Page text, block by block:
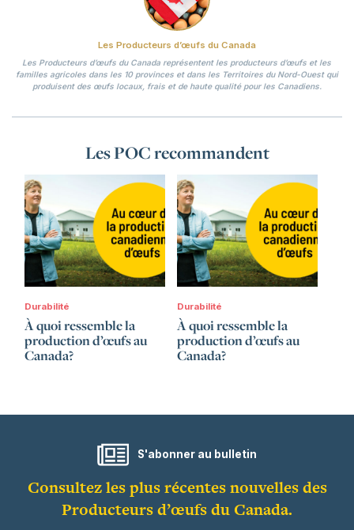
Les Producteurs d’œufs du Canada
Les Producteurs d’œufs du Canada représentent les producteurs d’œufs et les
familles agricoles dans les 10 provinces et dans les Territoires du Nord-Ouest qui
produisent des œufs locaux, frais et de haute qualité pour les Canadiens.
Les POC recommandent
Durabilité
À quoi ressemble la
production d’œufs au
Canada?
Durabilité
À quoi ressemble la
production d’œufs au
Canada?
S'abonner au bulletin
Consultez les plus récentes nouvelles des
Producteurs d’œufs du Canada.